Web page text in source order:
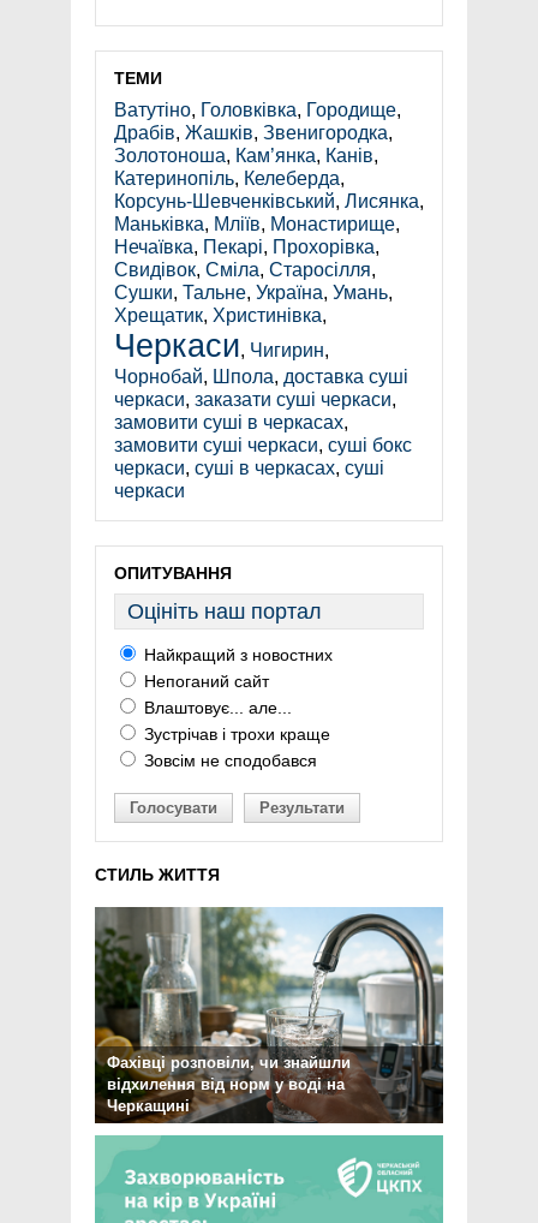
ТЕМИ
Ватутіно, Головківка, Городище,
Драбів, Жашків, Звенигородка,
Золотоноша, Кам’янка, Канів,
Катеринопіль, Келеберда,
Корсунь-Шевченківський, Лисянка,
Маньківка, Мліїв, Монастирище,
Нечаївка, Пекарі, Прохорівка,
Свидівок, Сміла, Старосілля,
Сушки, Тальне, Україна, Умань,
Хрещатик, Христинівка,
Черкаси, Чигирин,
Чорнобай, Шпола, доставка суші
черкаси, заказати суші черкаси,
замовити суші в черкасах,
замовити суші черкаси, суші бокс
черкаси, суші в черкасах, суші
черкаси
ОПИТУВАННЯ
Оцініть наш портал
Найкращий з новостних
Непоганий сайт
Влаштовує... але...
Зустрічав і трохи краще
Зовсім не сподобався
Голосувати Результати
СТИЛЬ ЖИТТЯ
Фахівці розповіли, чи знайшли
відхилення від норм у воді на
Черкащині